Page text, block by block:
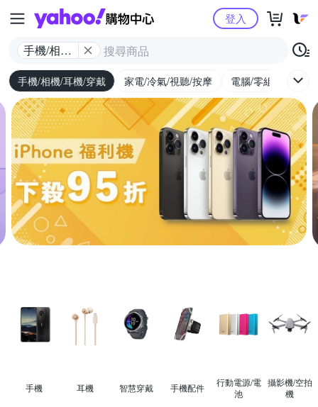
Yahoo購物中心
手機/相機/
耳機/穿戴
登入
手機/相機/耳機/穿戴 家電/冷氣/視聽/按摩 電腦/零組件/週邊/
手機 耳機 智慧穿戴 手機配件
行動電源/電
池
攝影機/空拍
機